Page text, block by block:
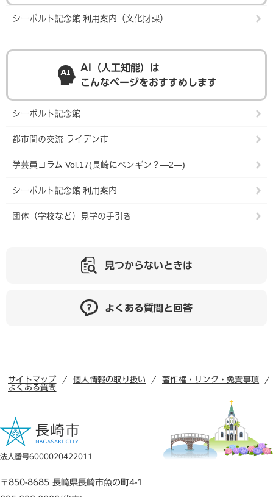
シーボルト記念館 利用案内（文化財課）
AI（人工知能）は
こんなページをおすすめします
シーボルト記念館
都市間の交流 ライデン市
学芸員コラム Vol.17(長崎にペンギン？―2―)
シーボルト記念館 利用案内
団体（学校など）見学の手引き
見つからないときは
よくある質問と回答
サイトマップ 個人情報の取り扱い
著作権・リンク・免責事項
よくある質問
法人番号6000020422011
〒850-8685 長崎県長崎市魚の町4-1